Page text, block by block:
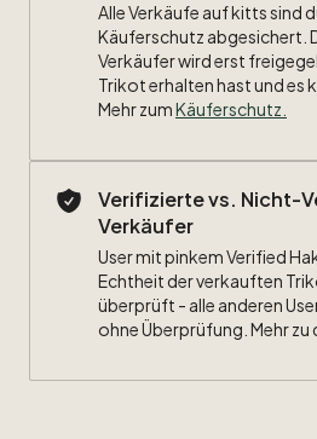
Alle Verkäufe auf kitts sind
Käuferschutz abgesichert.
Verkäufer wird erst
Trikot erhalten hast und es
Mehr zumKäuferschutz
Verifizierte vs. Nicht-
Verkäufer
User mit pinkem Verified
Echtheit der verkauften
überprüft - alle anderen
ohne Überprüfung. Mehr zu